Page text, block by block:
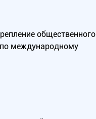
общественного
международному